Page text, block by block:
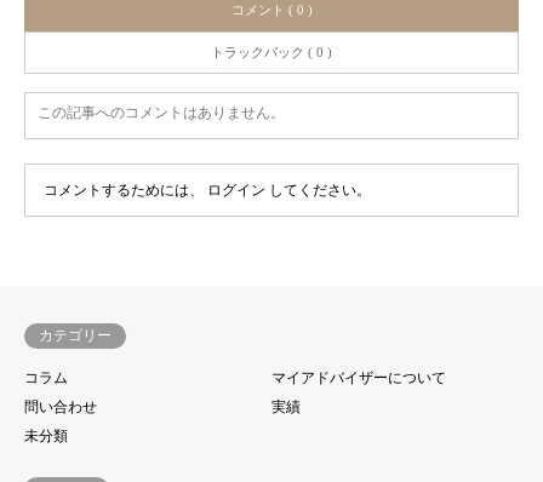
コメント ( 0 )
トラックバック ( 0 )
この記事へのコメントはありません。
コメントするためには、 ログイン してください。
カテゴリー
コラム
マイアドバイザーについて
問い合わせ
実績
未分類